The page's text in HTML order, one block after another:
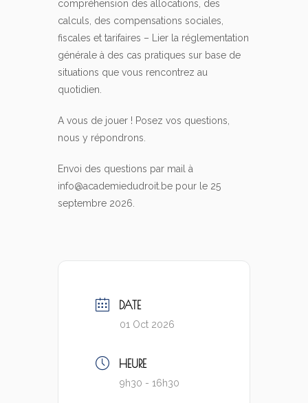
compréhension des allocations, des
calculs, des compensations sociales,
fiscales et tarifaires – Lier la réglementation
générale à des cas pratiques sur base de
situations que vous rencontrez au
quotidien.
A vous de jouer ! Posez vos questions,
nous y répondrons.
Envoi des questions par mail à
info@academiedudroit.be pour le 25
septembre 2026.
DATE
01 Oct 2026
HEURE
9h30 - 16h30